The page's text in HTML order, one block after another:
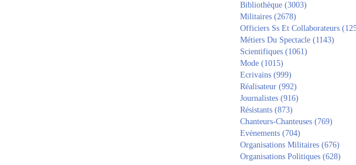
Bibliothèque (3003)
Militaires (2678)
Officiers Ss Et Collaborateurs
Métiers Du Spectacle (1143)
Scientifiques (1061)
Mode (1015)
Ecrivains (999)
Réalisateur (992)
Journalistes (916)
Résistants (873)
Chanteurs-Chanteuses (769)
Evènements (704)
Organisations Militaires (676)
Organisations Politiques (628)